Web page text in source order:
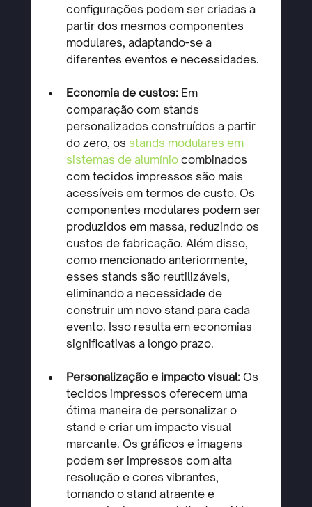
configurações podem ser criadas a
partir dos mesmos componentes
modulares, adaptando-se a
diferentes eventos e necessidades.
Economia de custos: Em
comparação com stands
personalizados construídos a partir
do zero, os stands modulares em
sistemas de alumínio combinados
com tecidos impressos são mais
acessíveis em termos de custo. Os
componentes modulares podem ser
produzidos em massa, reduzindo os
custos de fabricação. Além disso,
como mencionado anteriormente,
esses stands são reutilizáveis,
eliminando a necessidade de
construir um novo stand para cada
evento. Isso resulta em economias
significativas a longo prazo.
Personalização e impacto visual: Os
tecidos impressos oferecem uma
ótima maneira de personalizar o
stand e criar um impacto visual
marcante. Os gráficos e imagens
podem ser impressos com alta
resolução e cores vibrantes,
tornando o stand atraente e